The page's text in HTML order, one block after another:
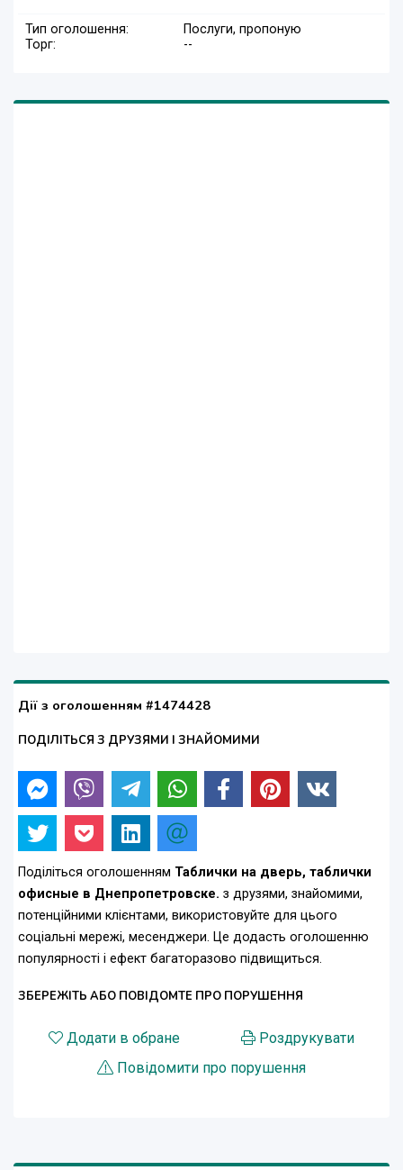
Тип оголошення:
Послуги, пропоную
Торг:
--
Дії з оголошенням #1474428
ПОДІЛІТЬСЯ З ДРУЗЯМИ І ЗНАЙОМИМИ
Поділіться оголошенням Таблички на дверь, таблички
офисные в Днепропетровске. з друзями, знайомими,
потенційними клієнтами, використовуйте для цього
соціальні мережі, месенджери. Це додасть оголошенню
популярності і ефект багаторазово підвищиться.
ЗБЕРЕЖІТЬ АБО ПОВІДОМТЕ ПРО ПОРУШЕННЯ
Додати в обране
Роздрукувати
Повідомити про порушення